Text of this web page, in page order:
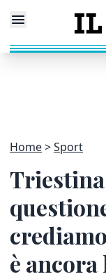
Home Sport
è